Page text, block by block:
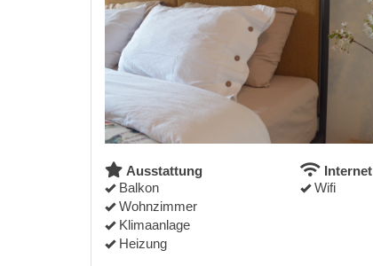
Ausstattung
Balkon
Wohnzimmer
Klimaanlage
Heizung
Internet
Wifi